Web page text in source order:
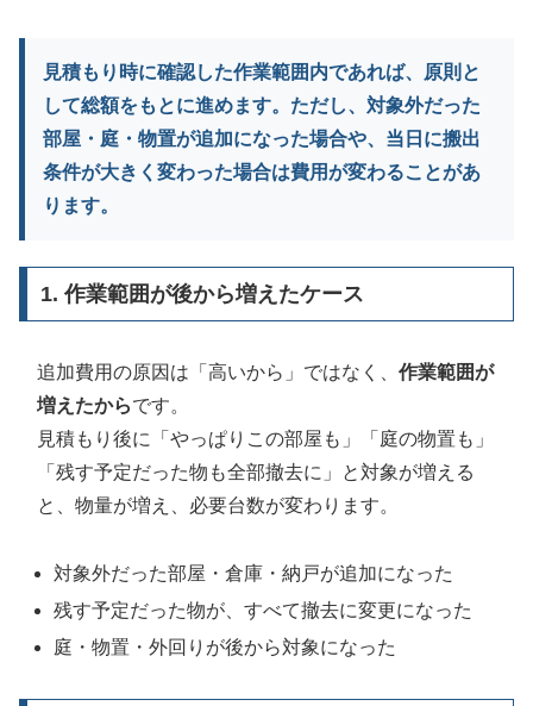
見積もり時に確認した作業範囲内であれば、原則と
して総額をもとに進めます。ただし、対象外だった
部屋・庭・物置が追加になった場合や、当日に搬出
条件が大きく変わった場合は費用が変わることがあ
ります。
1. 作業範囲が後から増えたケース
追加費用の原因は「高いから」ではなく、 作業範囲が
増えたからです。
見積もり後に「やっぱりこの部屋も」「庭の物置も」
「残す予定だった物も全部撤去に」と対象が増える
と、物量が増え、必要台数が変わります。
対象外だった部屋・倉庫・納戸が追加になった
残す予定だった物が、すべて撤去に変更になった
庭・物置・外回りが後から対象になった